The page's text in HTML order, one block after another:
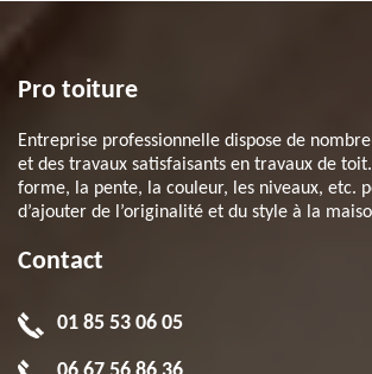
Pro toiture
Entreprise professionnelle dispose de
et des travaux satisfaisants en travaux de
forme, la pente, la couleur, les niveaux, etc.
d’ajouter de l’originalité et du style à la
Contact
01 85 53 06 05